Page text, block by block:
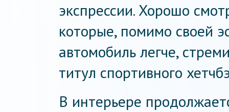
экспрессии. Хорошо
которые, помимо своей
автомобиль легче,
титул спортивного
В интерьере